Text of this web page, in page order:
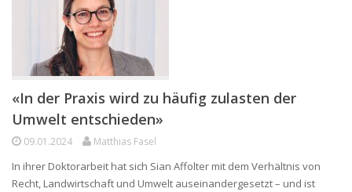
«In der Praxis wird zu häufig zulasten der
Umwelt entschieden»
09.01.2024 Matthias Fasel
In ihrer Doktorarbeit hat sich Sian Affolter mit dem Verhältnis von
Recht, Landwirtschaft und Umwelt auseinandergesetzt – und ist